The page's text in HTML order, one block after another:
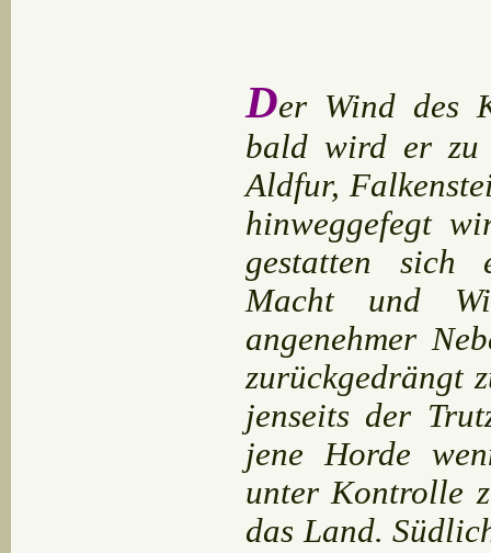
Der Wind des
bald wird er zu
Aldfur,
hinweggefegt
gestatten sich
Macht und
angenehmer
zurückgedrängt
jenseits der
jene Horde
unter Kontrolle
das Land.